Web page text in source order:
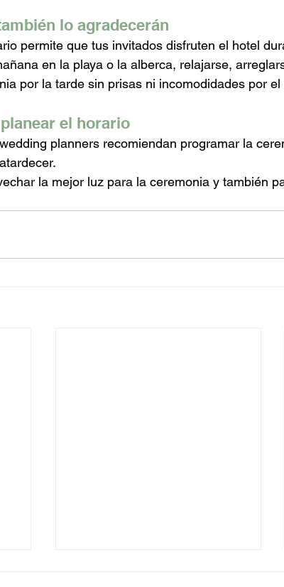
lo agradecerán
permite que tus invitados disfruten el hotel
en la playa o la alberca, relajarse,
por la tarde sin prisas ni incomodidades por el
el horario
planners recomiendan programar la
la mejor luz para la ceremonia y también